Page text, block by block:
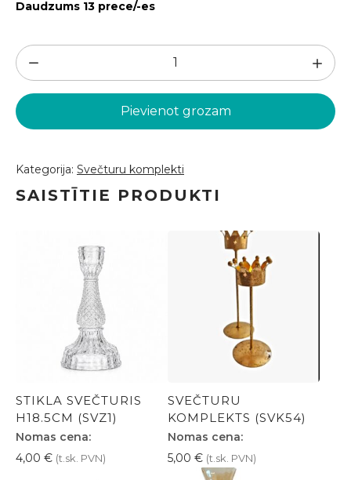
Daudzums 13 prece/-es
Stikla
svečturu
komplekts
(SVK94)
Pievienot grozam
Kategorija: Svečturu komplekti
SAISTĪTIE PRODUKTI
STIKLA SVEČTURIS
H18.5CM (SVZ1)
Nomas cena:
4,00 € (t.sk. PVN)
SVEČTURU
KOMPLEKTS (SVK54)
Nomas cena:
5,00 € (t.sk. PVN)